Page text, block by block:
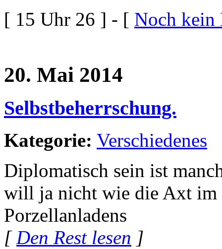
[ 15 Uhr 26 ] - [ Noch kein
20. Mai 2014
Selbstbeherrschung.
Kategorie: Verschiedenes
Diplomatisch sein ist
will ja nicht wie die Axt im
Porzellanladens
[Den Rest lesen ]